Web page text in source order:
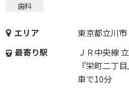
歯科
エリア
東京都立川市
最寄り駅
ＪＲ中央線
『栄町二丁
車で10分